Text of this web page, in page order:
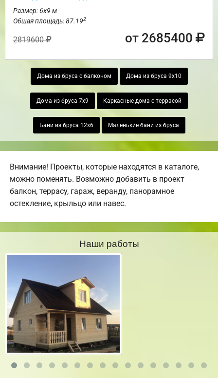
Размер: 6х9 м
Общая площадь: 87.192
2819600 от 2685400
Дома из бруса с балконом Дома из бруса 9х10
Дома из бруса 7х9 Каркасные дома с террасой
Бани из бруса 12х6 Маленькие бани из бруса
Внимание! Проекты, которые находятся в каталоге,
можно поменять. Возможно добавить в проект
балкон, террасу, гараж, веранду, панорамное
остекление, крыльцо или навес.
Наши работы